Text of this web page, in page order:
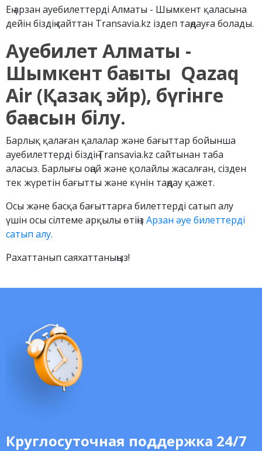
Ең арзан ауебилеттерді Алматы - Шымкент қаласына
дейін біздің сайттан Transavia.kz іздеп таңдауға болады.
Ауебилет Алматы -
Шымкент бағыты Qazaq
Air (Қазақ эйр), бүгінге
бағасын білу.
Барлық қалаған қалалар және бағыттар бойынша
ауебилеттерді біздің Transavia.kz сайтынан таба
аласыз. Барлығы оңай және қолайлы жасалған, сізден
тек жүретін бағытты және күнін таңдау қажет.
Осы және басқа бағыттарға билеттерді сатып алу
үшін осы сілтеме арқылы өтіңіз Арзан әуе билеттерді
сатып алу.
Рахаттанып саяхаттаныңыз!
Круглосуточная поддержка 24/7